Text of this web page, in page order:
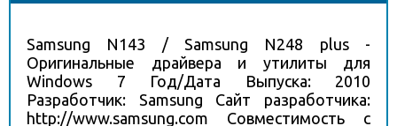
Samsung N143 / Samsung N248 plus -
Оригинальные драйвера и утилиты для
Windows 7 Год/Дата Выпуска: 2010
Разработчик: Samsung Сайт разработчика:
http://www.samsung.com Совместимость с